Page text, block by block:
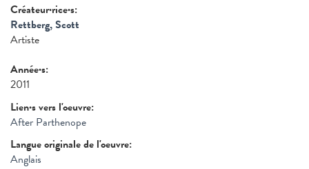
Créateur·rice·s:
Rettberg, Scott
Artiste
Année·s:
2011
Lien·s vers l'oeuvre:
After Parthenope
Langue originale de l'oeuvre:
Anglais